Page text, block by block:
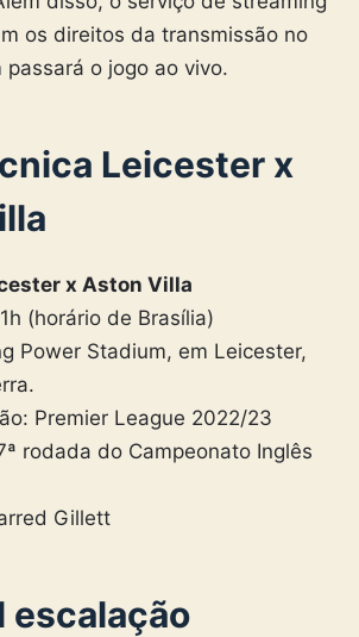
os direitos da transmissão no
passará o jogo ao vivo.
Leicester x
x Aston Villa
(horário de Brasília)
Power Stadium, em Leicester,
Premier League 2022/23
rodada do Campeonato Inglês
Gillett
escalação